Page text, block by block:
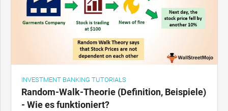
INVESTMENT BANKING TUTORIALS
Random-Walk-Theorie (Definition, Beispiele)
- Wie es funktioniert?